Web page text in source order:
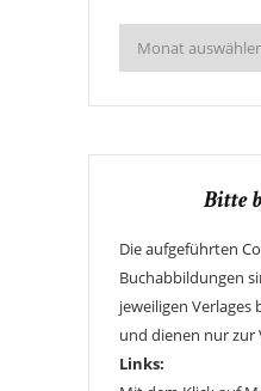
Bitte
Die aufgeführten
Buchabbildungen
jeweiligen Verlages
und dienen nur zur
Links: